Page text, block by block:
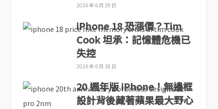
2026 年 6 月 29 日
iPhone 18 恐漲價？Tim
Cook 坦承：記憶體危機已
失控
2026 年 6 月 18 日
20 週年版 iPhone！無邊框
設計背後藏著蘋果最大野心